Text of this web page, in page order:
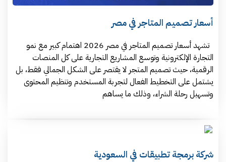
أسعار تصميم المتاجر في مصر
تشهد أسعار تصميم المتاجر في مصر 2026 اهتمام كبير مع نمو
التجارة الإلكترونية وتوسع المشاريع التجارية على كل المنصات
الرقمية، حيث تصميم المتجر لا يقتصر على الشكل الجمالي فقط، بل
يشتمل على التخطيط الفعال لتجربة المستخدم وتنظيم المحتوى
وتسهيل رحلة الشراء، وذلك ما يساهم
شركة برمجة تطبيقات في السعودية